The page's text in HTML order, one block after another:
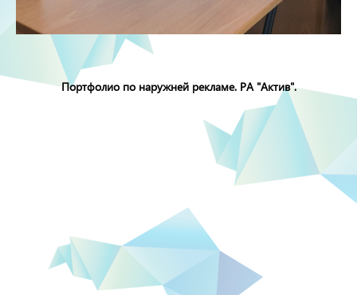
Портфолио по наружней рекламе. РА "Актив".